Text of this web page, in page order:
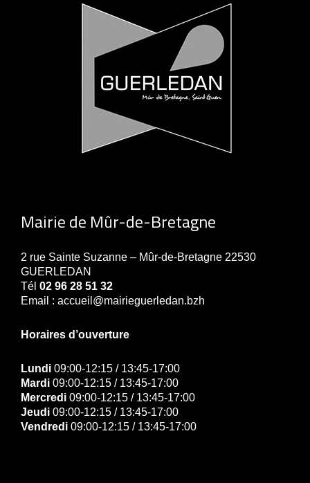
Mairie de Mûr-de-Bretagne
2 rue Sainte Suzanne – Mûr-de-Bretagne 22530
GUERLEDAN
Tél 02 96 28 51 32
Email : accueil@mairieguerledan.bzh
Horaires d’ouverture
Lundi 09:00-12:15 / 13:45-17:00
Mardi 09:00-12:15 / 13:45-17:00
Mercredi 09:00-12:15 / 13:45-17:00
Jeudi 09:00-12:15 / 13:45-17:00
Vendredi 09:00-12:15 / 13:45-17:00